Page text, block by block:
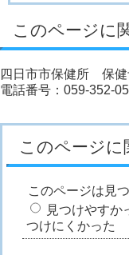
このページに
四日市市保健所 保健
電話番号：059-352-
このページに
このページは見
見つけやすか
つけにくかった